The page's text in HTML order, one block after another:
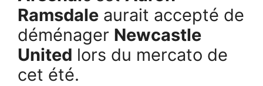
Ramsdale aurait accepté de
déménager Newcastle
United lors du mercato de
cet été.